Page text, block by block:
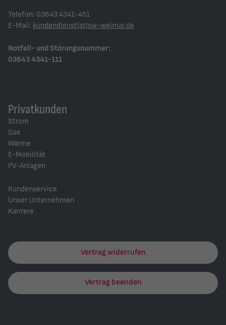
Telefon: 03643 4341-451
E-Mail: kundendienst(at)sw-weimar.de
Notfall- und Störungsnummer:
03643 4341-111
Privatkunden
Strom
Gas
Wärme
E-Mobilität
PV-Anlagen
Kundenservice
Unser Unternehmen
Karriere
Vertrag widerrufen
Vertrag beenden